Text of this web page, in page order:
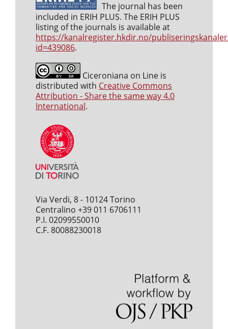
The journal has been
included in ERIH PLUS. The ERIH PLUS
listing of the journals is available at
https://kanalregister.hkdir.no/
id=439086.
Ciceroniana on Line is
distributed with Creative Commons
Attribution - Share the same way 4.0
International.
Via Verdi, 8 - 10124 Torino
Centralino +39 011 6706111
P.I. 02099550010
C.F. 80088230018